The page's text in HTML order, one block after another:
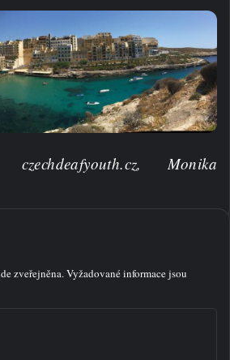
Monika
zveřejněna. Vyžadované informace jsou